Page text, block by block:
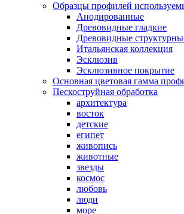
Образцы профилей
Анодированные
Древовидные гладкие
Древовидные
Итальянская коллекция
Эсклюзив
Эсклюзивное покрытие
Основная цветовая гамма
Пескоструйная обработка
архитектура
восток
детские
египет
живопись
животные
звезды
космос
любовь
люди
море